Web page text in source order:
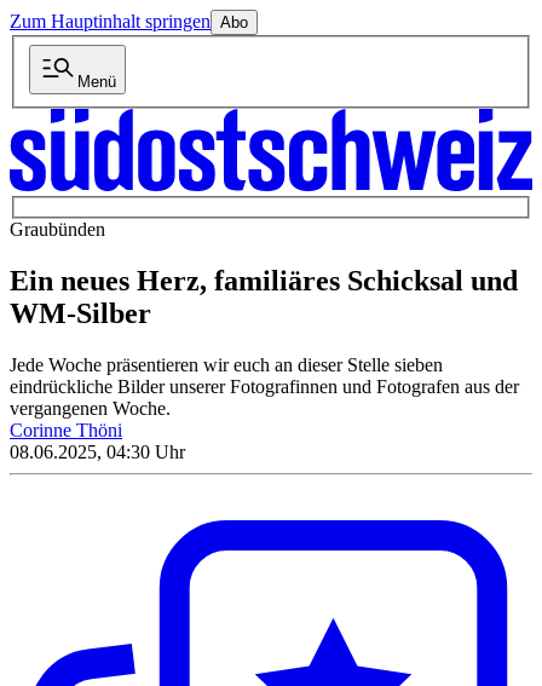
Zum Hauptinhalt springen Abo
Menü
Graubünden
Ein neues Herz, familiäres Schicksal und
WM-Silber
Jede Woche präsentieren wir euch an dieser Stelle sieben
eindrückliche Bilder unserer Fotografinnen und Fotografen aus der
vergangenen Woche.
Corinne Thöni
08.06.2025, 04:30 Uhr